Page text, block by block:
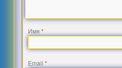
Имя*
Email*